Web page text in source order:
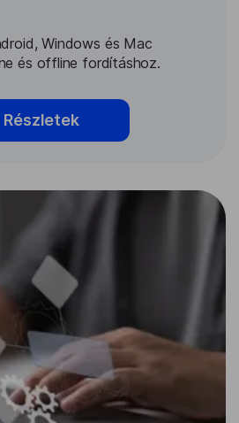
Windows és Mac
és offline fordításhoz.
Részletek